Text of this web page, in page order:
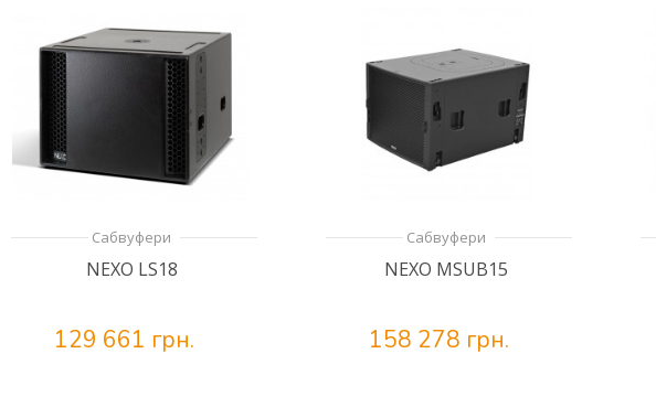
Сабвуфери
NEXO LS18
129 661 грн.
Сабвуфери
NEXO MSUB15
158 278 грн.